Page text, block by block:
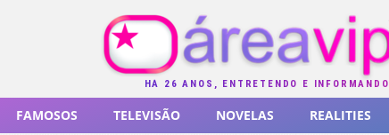
HÁ 26 ANOS, ENTRETENDO E INFORMANDO
FAMOSOS TELEVISÃO NOVELAS REALITIES